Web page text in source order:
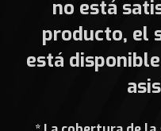
no está
producto, el
está